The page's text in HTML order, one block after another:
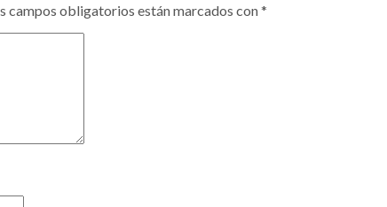
campos obligatorios están marcados con*